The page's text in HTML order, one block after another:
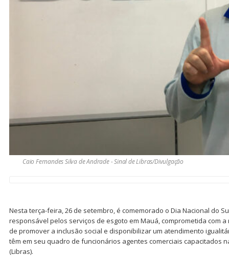
Caio Fernandes Silva de Andrade - Sinal de Libras/Divulgação
Nesta terça-feira, 26 de setembro, é comemorado o Dia Nacional do
responsável pelos serviços de esgoto em Mauá, comprometida com
de promover a inclusão social e disponibilizar um atendimento
têm em seu quadro de funcionários agentes comerciais capacitados
(Libras).